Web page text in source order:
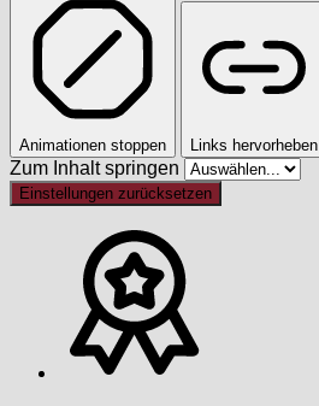
Animationen stoppen Links hervorheben
Zum Inhalt springen
Einstellungen zurücksetzen